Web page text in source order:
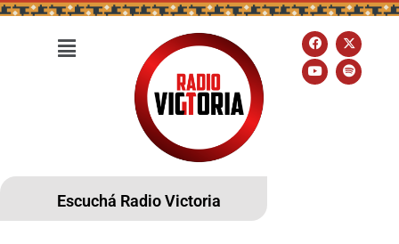
Escuchá Radio Victoria